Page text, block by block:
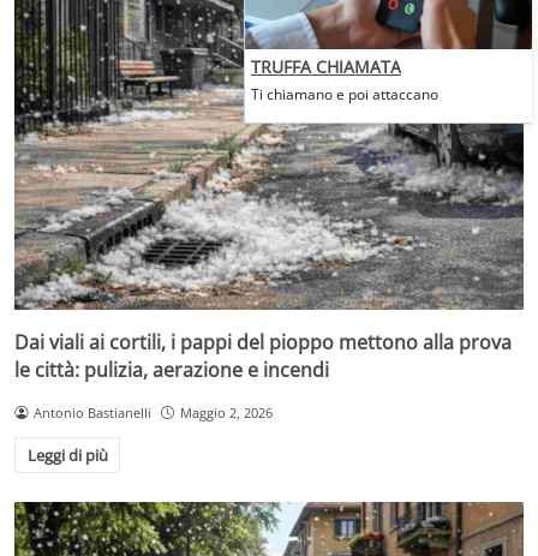
Dai viali ai cortili, i pappi del pioppo mettono alla prova
le città: pulizia, aerazione e incendi
Antonio Bastianelli Maggio 2, 2026
Leggi di più
TRUFFA CHIAMATA
Ti chiamano e poi attaccano